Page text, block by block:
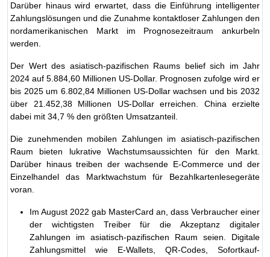
Darüber hinaus wird erwartet, dass die Einführung intelligenter
Zahlungslösungen und die Zunahme kontaktloser Zahlungen den
nordamerikanischen Markt im Prognosezeitraum ankurbeln
werden.
Der Wert des asiatisch-pazifischen Raums belief sich im Jahr
2024 auf 5.884,60 Millionen US-Dollar. Prognosen zufolge wird er
bis 2025 um 6.802,84 Millionen US-Dollar wachsen und bis 2032
über 21.452,38 Millionen US-Dollar erreichen. China erzielte
dabei mit 34,7 % den größten Umsatzanteil.
Die zunehmenden mobilen Zahlungen im asiatisch-pazifischen
Raum bieten lukrative Wachstumsaussichten für den Markt.
Darüber hinaus treiben der wachsende E-Commerce und der
Einzelhandel das Marktwachstum für Bezahlkartenlesegeräte
voran.
Im August 2022 gab MasterCard an, dass Verbraucher einer
der wichtigsten Treiber für die Akzeptanz digitaler
Zahlungen im asiatisch-pazifischen Raum seien. Digitale
Zahlungsmittel wie E-Wallets, QR-Codes, Sofortkauf-